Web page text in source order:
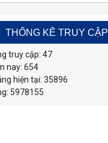
THỐNG KÊ TRUY CẬP
truy cập: 47
nay: 654
hiện tại: 35896
5978155